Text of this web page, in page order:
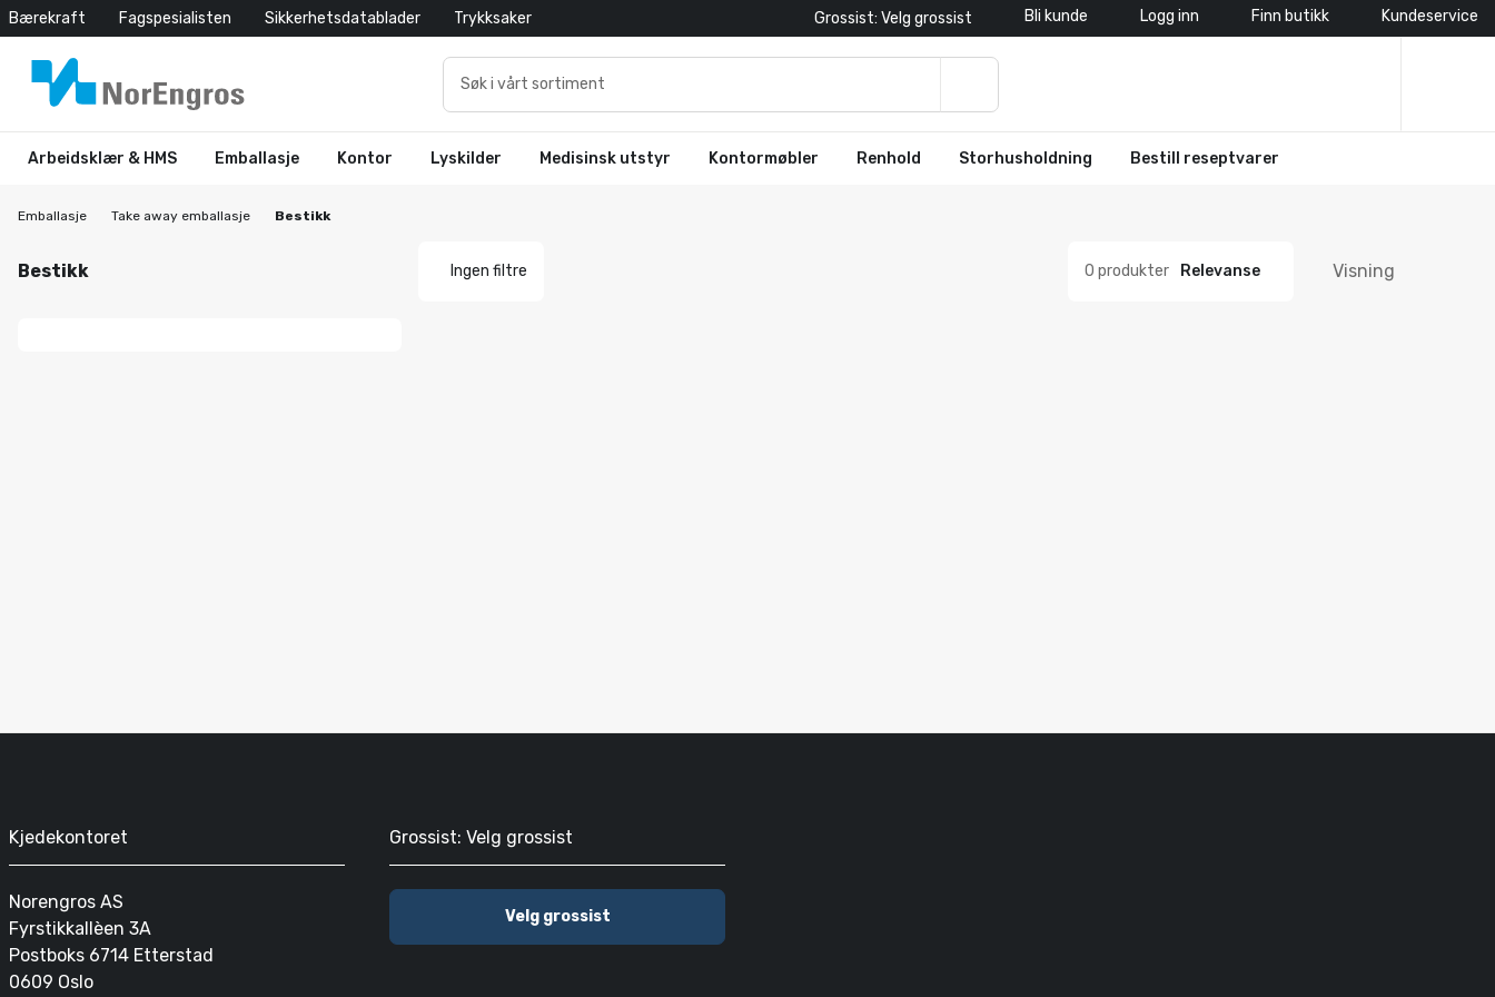
Bærekraft Fagspesialisten Sikkerhetsdatablader Trykksaker Grossist: Velg grossist Bli kunde Logg inn Finn butikk Kundeservice
Arbeidsklær & HMS Emballasje Kontor Lyskilder Medisinsk utstyr Kontormøbler Renhold Storhusholdning Bestill reseptvarer
Emballasje Take away emballasje Bestikk
Bestikk Ingen filtre 0 produkter Relevanse Visning
Kjedekontoret
Norengros AS
Fyrstikkallèen 3A
Postboks 6714 Etterstad
0609 Oslo
Grossist: Velg grossist
Velg grossist